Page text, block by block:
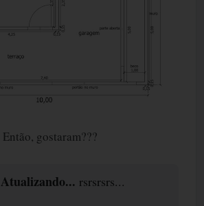
Então, gostaram???
Atualizando... rsrsrsrs...